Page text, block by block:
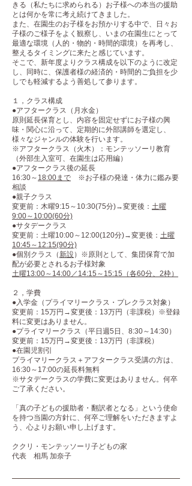
きる（私たちに求められる）お子様への本当の援助
とは何かを常に考え続けてきました。
また、在園生のお子様をお預かりする中で、日々お
子様のご様子をよく観察し、いまの在園生にとって
最適な環境（人的・物的・時間的環境）を再考し、
整えるタイミングに来たと感じています。
そこで、新年度よりクラス構成を以下のように改定
し、同時に、保護者様の経済的・時間的ご負担を少
しでも軽減するよう善処して参ります。
１，クラス構成
●アフタークラス（月水金）
原則延長保育とし、内容を固定せずにお子様の興
味・関心に沿って、定期的に外部講師を選定し、
様々なジャンルの体験を行います。
※アフタークラス（火木）：モンテッソーリ教育
（外部生入室可、在園生は応用編）
●アフタークラス後の延長
16:30～ 18:00まで ※お子様の発達・体力に鑑み要
相談
●親子クラス
変更前：木曜9:15～10:30(75分)→変更後： 土曜
9:00～10:00(60分)
●サタデークラス
変更前：土曜10:00～12:00(120分)→変更後： 土曜
10:45～12:15(90分)
●個別クラス（ 新設 ）※原則として、集団保育で加
配が必要とされるお子様対象
土曜13:00～14:00／14:15～15:15（各60分、2枠）
２，学費
●入学金（プライマリークラス・プレクラス対象）
変更前：15万円→変更後：13万円（非課税）※登録
料に変更はありません。
●プライマリークラス（平日週5日、8:30～14:30）
変更前：15万円→変更後：13万円（非課税）
●在園児割引
プライマリークラス＋アフタークラス受講の方は、
16:30～17:00の延長料無料
※サタデークラスの学費に変更はありません。何卒
ご了承ください。
「真の子どもの援助者・翻訳者となる」という使命
を持つ当園の方針に、何卒ご理解をいただきますよ
う、心よりお願い申し上げます。
ククリ・モンテッソーリ子どもの家
代表 相馬 加奈子